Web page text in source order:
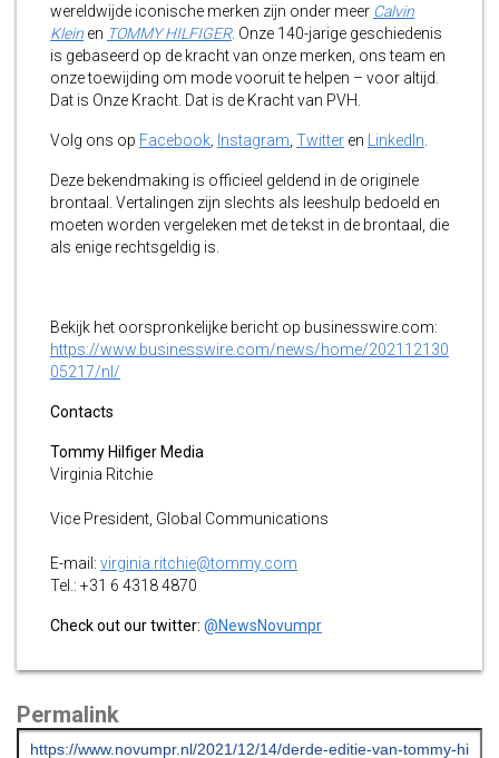
wereldwijde iconische merken zijn onder meer Calvin
Klein en TOMMY HILFIGER. Onze 140-jarige geschiedenis
is gebaseerd op de kracht van onze merken, ons team en
onze toewijding om mode vooruit te helpen – voor altijd.
Dat is Onze Kracht. Dat is de Kracht van PVH.
Volg ons op Facebook, Instagram Twitter en LinkedIn
Deze bekendmaking is officieel geldend in de originele
brontaal. Vertalingen zijn slechts als leeshulp bedoeld en
moeten worden vergeleken met de tekst in de brontaal, die
als enige rechtsgeldig is.
Bekijk het oorspronkelijke bericht op businesswire.com:
https://www.businesswire.com/news/home/202112130
05217/nl/
Contacts
Tommy Hilfiger Media
Virginia Ritchie
Vice President, Global Communications
E-mail: virginia.ritchie@tommy.com
Tel.: +31 6 4318 4870
Check out our twitter: @NewsNovumpr
Permalink